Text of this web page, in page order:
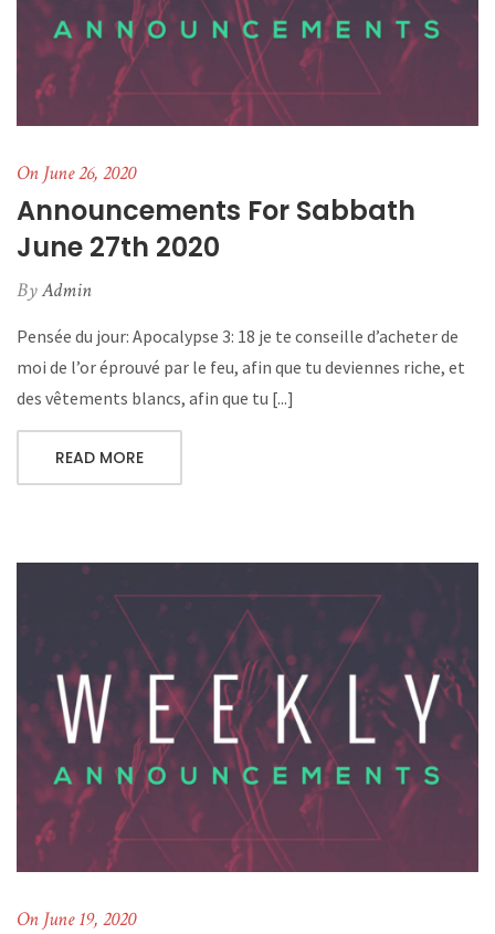
On June 26, 2020
Announcements For Sabbath
June 27th 2020
ByAdmin
Pensée du jour: Apocalypse 3: 18 je te conseille d’acheter de
moi de l’or éprouvé par le feu, afin que tu deviennes riche, et
des vêtements blancs, afin que tu [...]
READ MORE
On June 19, 2020